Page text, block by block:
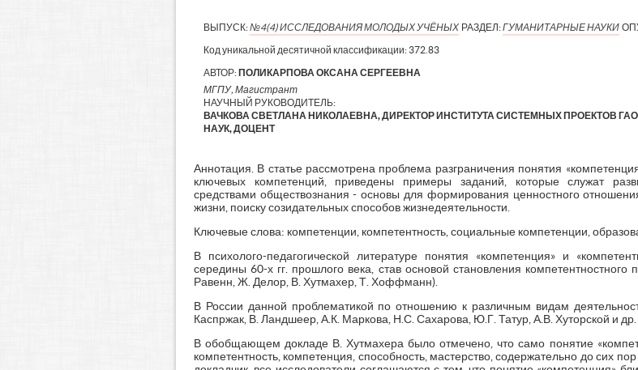
ВЫПУСК:№4(4) ИССЛЕДОВАНИЯ МОЛОДЫХ УЧЁНЫХ РАЗДЕЛ:ГУМАНИТАРНЫЕ НАУКИ
Код уникальной десятичной классификации: 372.83
АВТОР: ПОЛИКАРПОВА ОКСАНА СЕРГЕЕВНА
МГПУ, Магистрант
НАУЧНЫЙ РУКОВОДИТЕЛЬ:
ВАЧКОВА СВЕТЛАНА НИКОЛАЕВНА, ДИРЕКТОР ИНСТИТУТА СИСТЕМНЫХ ПРОЕКТОВ
НАУК, ДОЦЕНТ
Аннотация. В статье рассмотрена проблема разграничения понятия
ключевых компетенций, приведены примеры заданий, которые служат
средствами обществознания - основы для формирования ценностного
жизни, поиску созидательных способов жизнедеятельности.
Ключевые слова: компетенции, компетентность, социальные компетенции,
В психолого-педагогической литературе понятия «компетенция» и
середины 60-х гг. прошлого века, став основой становления
Равенн, Ж. Делор, В. Хутмахер, Т. Хоффманн).
В России данной проблематикой по отношению к различным видам
Каспржак, В. Ландшеер, А.К. Маркова, Н.С. Сахарова, Ю.Г. Татур, А.В. Хуторской и др.
В обобщающем докладе В. Хутмахера было отмечено, что само понятие
компетентность, компетенция, способность, мастерство, содержательно до сих